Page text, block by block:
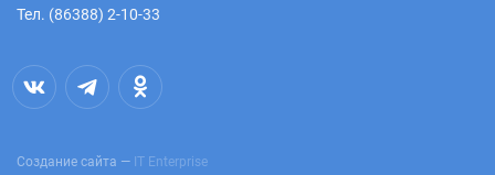
Тел. (86388) 2-10-33
Создание сайта — IT Enterprise